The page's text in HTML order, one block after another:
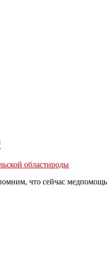
областироды
что сейчас